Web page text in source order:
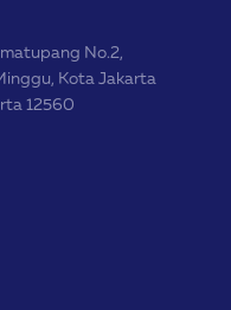
No.2,
Kota Jakarta
12560